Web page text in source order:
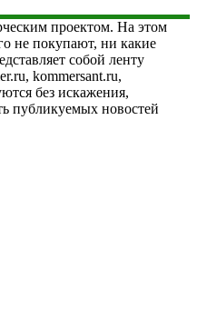
проектом. На этом
не покупают, ни какие
собой ленту
kommersant.ru,
без искажения,
публикуемых новостей